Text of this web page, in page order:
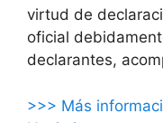
virtud de
oficial
declarantes,
>>> Más